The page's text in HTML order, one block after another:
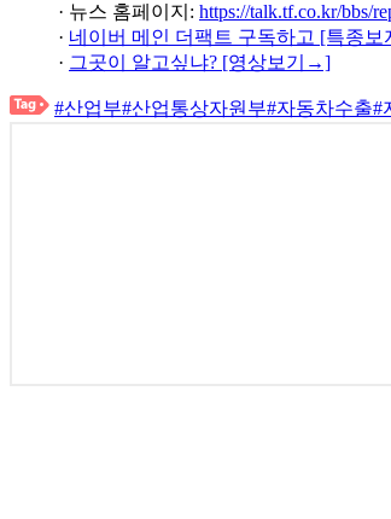
· 뉴스 홈페이지: https://talk.tf.co.kr/bbs/
· 네이버 메인 더팩트 구독하고 [특종
· 그곳이 알고싶냐? [영상보기→]
#산업부#산업통상자원부#자동차수출#